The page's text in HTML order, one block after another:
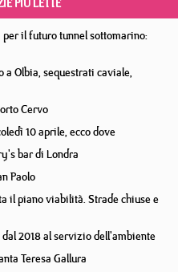
PIÙ LETTE
il futuro tunnel sottomarino:
Olbia, sequestrati caviale,
Cervo
10 aprile, ecco dove
bar di Londra
Paolo
il piano viabilità. Strade chiuse e
2018 al servizio dell'ambiente
Teresa Gallura